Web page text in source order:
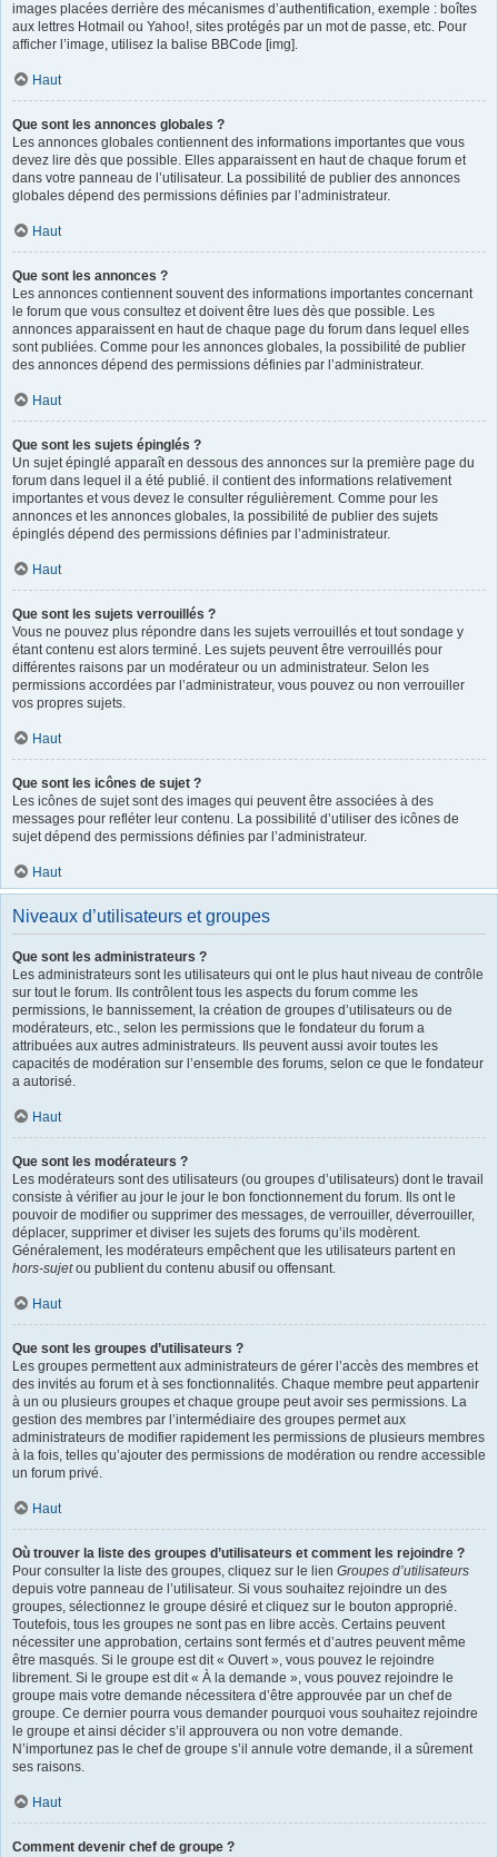
images placées derrière des mécanismes d’authentification, exemple : boîtes
aux lettres Hotmail ou Yahoo!, sites protégés par un mot de passe, etc. Pour
afficher l’image, utilisez la balise BBCode [img].
Haut
Que sont les annonces globales ?
Les annonces globales contiennent des informations importantes que vous
devez lire dès que possible. Elles apparaissent en haut de chaque forum et
dans votre panneau de l’utilisateur. La possibilité de publier des annonces
globales dépend des permissions définies par l’administrateur.
Haut
Que sont les annonces ?
Les annonces contiennent souvent des informations importantes concernant
le forum que vous consultez et doivent être lues dès que possible. Les
annonces apparaissent en haut de chaque page du forum dans lequel elles
sont publiées. Comme pour les annonces globales, la possibilité de publier
des annonces dépend des permissions définies par l’administrateur.
Haut
Que sont les sujets épinglés ?
Un sujet épinglé apparaît en dessous des annonces sur la première page du
forum dans lequel il a été publié. il contient des informations relativement
importantes et vous devez le consulter régulièrement. Comme pour les
annonces et les annonces globales, la possibilité de publier des sujets
épinglés dépend des permissions définies par l’administrateur.
Haut
Que sont les sujets verrouillés ?
Vous ne pouvez plus répondre dans les sujets verrouillés et tout sondage y
étant contenu est alors terminé. Les sujets peuvent être verrouillés pour
différentes raisons par un modérateur ou un administrateur. Selon les
permissions accordées par l’administrateur, vous pouvez ou non verrouiller
vos propres sujets.
Haut
Que sont les icônes de sujet ?
Les icônes de sujet sont des images qui peuvent être associées à des
messages pour refléter leur contenu. La possibilité d’utiliser des icônes de
sujet dépend des permissions définies par l’administrateur.
Haut
Niveaux d’utilisateurs et groupes
Que sont les administrateurs ?
Les administrateurs sont les utilisateurs qui ont le plus haut niveau de contrôle
sur tout le forum. Ils contrôlent tous les aspects du forum comme les
permissions, le bannissement, la création de groupes d’utilisateurs ou de
modérateurs, etc., selon les permissions que le fondateur du forum a
attribuées aux autres administrateurs. Ils peuvent aussi avoir toutes les
capacités de modération sur l’ensemble des forums, selon ce que le fondateur
a autorisé.
Haut
Que sont les modérateurs ?
Les modérateurs sont des utilisateurs (ou groupes d’utilisateurs) dont le travail
consiste à vérifier au jour le jour le bon fonctionnement du forum. Ils ont le
pouvoir de modifier ou supprimer des messages, de verrouiller, déverrouiller,
déplacer, supprimer et diviser les sujets des forums qu’ils modèrent.
Généralement, les modérateurs empêchent que les utilisateurs partent en
hors-sujetou publient du contenu abusif ou offensant.
Haut
Que sont les groupes d’utilisateurs ?
Les groupes permettent aux administrateurs de gérer l’accès des membres et
des invités au forum et à ses fonctionnalités. Chaque membre peut appartenir
à un ou plusieurs groupes et chaque groupe peut avoir ses permissions. La
gestion des membres par l’intermédiaire des groupes permet aux
administrateurs de modifier rapidement les permissions de plusieurs membres
à la fois, telles qu’ajouter des permissions de modération ou rendre accessible
un forum privé.
Haut
Où trouver la liste des groupes d’utilisateurs et comment les rejoindre ?
Pour consulter la liste des groupes, cliquez sur le lien Groupes d’utilisateurs
depuis votre panneau de l’utilisateur. Si vous souhaitez rejoindre un des
groupes, sélectionnez le groupe désiré et cliquez sur le bouton approprié.
Toutefois, tous les groupes ne sont pas en libre accès. Certains peuvent
nécessiter une approbation, certains sont fermés et d’autres peuvent même
être masqués. Si le groupe est dit « Ouvert », vous pouvez le rejoindre
librement. Si le groupe est dit « À la demande », vous pouvez rejoindre le
groupe mais votre demande nécessitera d’être approuvée par un chef de
groupe. Ce dernier pourra vous demander pourquoi vous souhaitez rejoindre
le groupe et ainsi décider s’il approuvera ou non votre demande.
N’importunez pas le chef de groupe s’il annule votre demande, il a sûrement
ses raisons.
Haut
Comment devenir chef de groupe ?